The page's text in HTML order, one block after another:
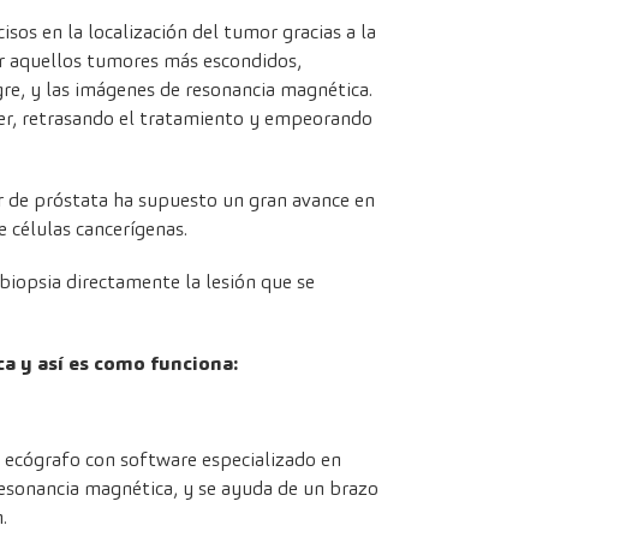
en la localización del tumor gracias a la
tumores más escondidos,
y las imágenes de resonancia magnética.
retrasando el tratamiento y empeorando
próstata ha supuesto un gran avance en
cancerígenas.
directamente la lesión que se
y así es como funciona:
con software especializado en
magnética, y se ayuda de un brazo